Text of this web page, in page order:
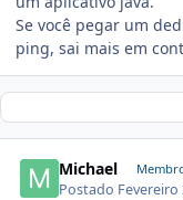
Se você pegar um
ping, sai mais em
Michael
Postado Fevereiro